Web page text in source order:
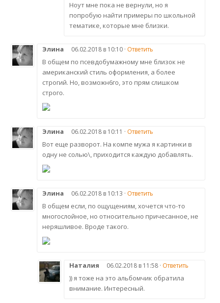
Ноут мне пока не вернули, но я
попробую найти примеры по школьной
тематике, которые мне близки.
Элина 06.02.2018 в 10:10 · Ответить
В общем по псевдобумажному мне близок не
американский стиль оформления, а более
строгий. Но, возможн6го, это прям слишком
строго.
Элина 06.02.2018 в 10:11 · Ответить
Вот еще разворот. На компе мужа я картинки в
одну не солью\, приходится каждую добавлять.
Элина 06.02.2018 в 10:13 · Ответить
В общем если, по ощущениям, хочется что-то
многослойное, но относительно причесанное, не
неряшливое. Вроде такого.
Наталия 06.02.2018 в 11:58 · Ответить
)) я тоже на это альбомчик обратила
внимание. Интересный.